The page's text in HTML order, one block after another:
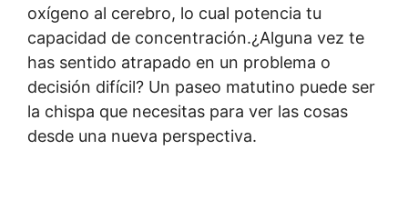
oxígeno al cerebro, lo cual potencia tu
capacidad de concentración.¿Alguna vez te
has sentido atrapado en un problema o
decisión difícil? Un paseo matutino puede ser
la chispa que necesitas para ver las cosas
desde una nueva perspectiva.